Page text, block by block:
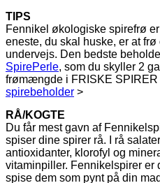
TIPS
Fennikel økologiske spirefrø
eneste, du skal huske, er at
undervejs. Den bedste
SpirePerle, som du skyller 2
frømængde i FRISKE SPIRER
spirebeholder >
RÅ/KOGTE
Du får mest gavn af
spiser dine spirer rå. I rå
antioxidanter, klorofyl og
vitaminpiller. Fennikelspirer er
spise dem som pynt på din